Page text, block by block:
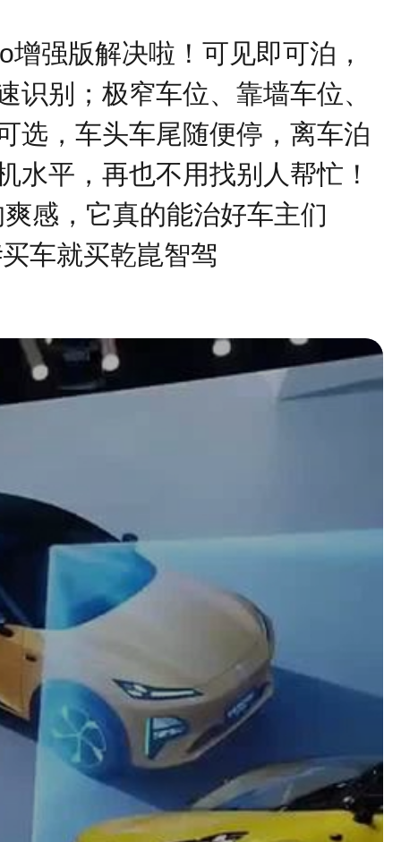
强版解决啦！可见即可泊，
别；极窄车位、靠墙车位、
选，车头车尾随便停，离车泊
平，再也不用找别人帮忙！
感，它真的能治好车主们
车就买乾崑智驾